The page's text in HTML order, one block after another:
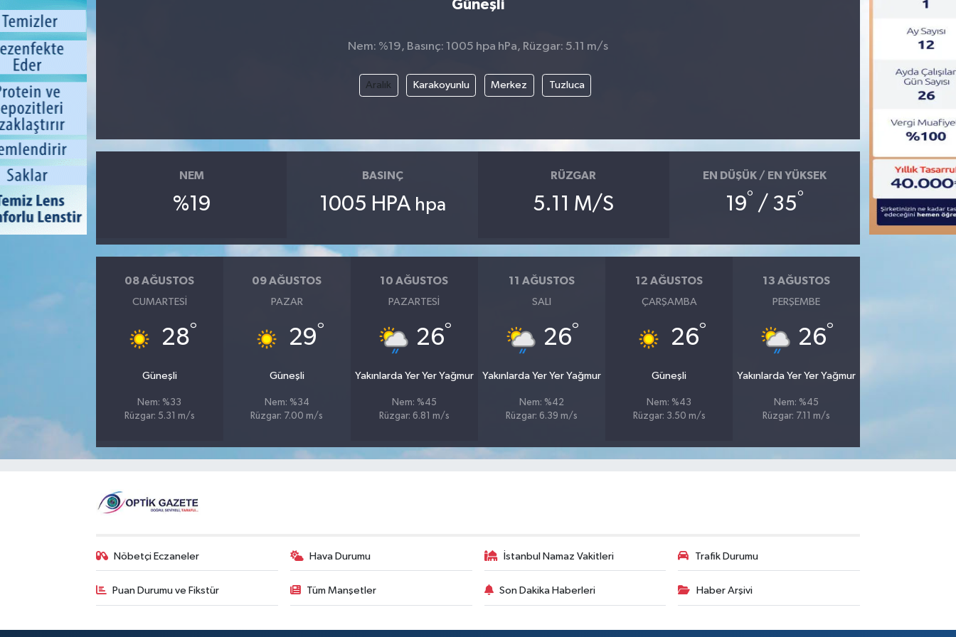
Güneşli
Nem: %19, Basınç: 1005 hpa hPa, Rüzgar: 5.11 m/s
Aralık Karakoyunlu Merkez Tuzluca
NEM
%19
BASINÇ
1005 HPA hpa
RÜZGAR
5.11 M/S
EN DÜŞÜK / EN YÜKSEK
19° / 35°
08 AĞUSTOS
CUMARTESI
28°
Güneşli
Nem: %33
Rüzgar: 5.31 m/s
09 AĞUSTOS
PAZAR
29°
Güneşli
Nem: %34
Rüzgar: 7.00 m/s
10 AĞUSTOS
PAZARTESI
26°
Yakınlarda Yer Yer Yağmur
Nem: %45
Rüzgar: 6.81 m/s
11 AĞUSTOS
SALI
26°
Yakınlarda Yer Yer Yağmur
Nem: %42
Rüzgar: 6.39 m/s
12 AĞUSTOS
ÇARŞAMBA
26°
Güneşli
Nem: %43
Rüzgar: 3.50 m/s
13 AĞUSTOS
PERŞEMBE
26°
Yakınlarda Yer Yer Yağmur
Nem: %45
Rüzgar: 7.11 m/s
Nöbetçi Eczaneler Hava Durumu İstanbul Namaz Vakitleri Trafik Durumu
Puan Durumu ve Fikstür Tüm Manşetler Son Dakika Haberleri Haber Arşivi